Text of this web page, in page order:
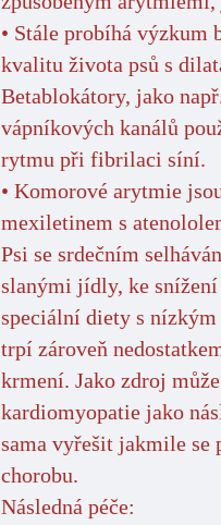
• Stále probíhá
kvalitu života psů s
Betablokátory, jako
vápníkových kanálů
rytmu při fibrilaci síní.
• Komorové arytmie
mexiletinem s
Psi se srdečním
slanými jídly, ke
speciální diety s nízkým
trpí zároveň
krmení. Jako zdroj
kardiomyopatie jako
sama vyřešit jakmile
chorobu.
Následná péče: